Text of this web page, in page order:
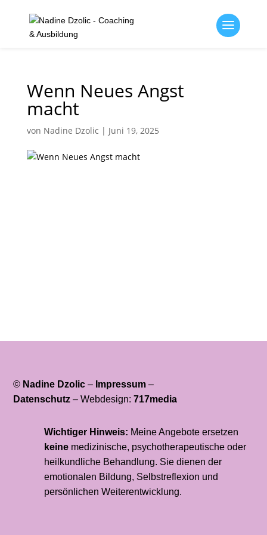
Wenn Neues Angst
macht
von Nadine Dzolic | Juni 19, 2025
© Nadine Dzolic – Impressum –
Datenschutz –Webdesign:717media
Wichtiger Hinweis: Meine Angebote ersetzen
keine medizinische, psychotherapeutische oder
heilkundliche Behandlung. Sie dienen der
emotionalen Bildung, Selbstreflexion und
persönlichen Weiterentwicklung.